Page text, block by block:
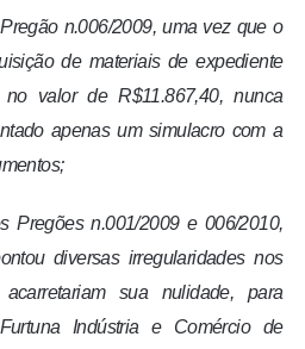
n.006/2009, uma vez que o
de materiais de expediente
valor de R$11.867,40, nunca
apenas um simulacro com a
Pregões n.001/2009 e 006/2010,
diversas irregularidades nos
sua nulidade, para
Indústria e Comércio de